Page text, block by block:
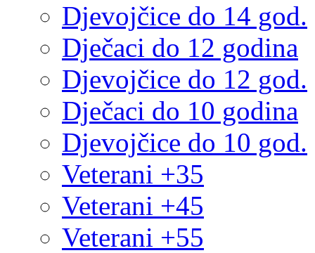
Djevojčice do 14 god.
Dječaci do 12 godina
Djevojčice do 12 god.
Dječaci do 10 godina
Djevojčice do 10 god.
Veterani +35
Veterani +45
Veterani +55